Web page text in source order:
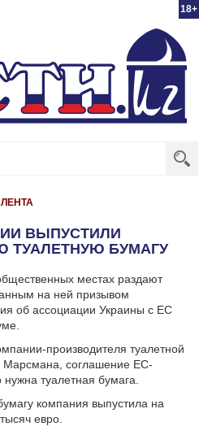
18+
ЛЕНТА
ВЫПУСТИЛИ
ТУАЛЕТНУЮ БУМАГУ
местах раздают
на ней призывом
об ассоциации Украины с ЕС
производителя туалетной
Марсмана, соглашение ЕС-
туалетная бумага.
компания выпустила на
евро.